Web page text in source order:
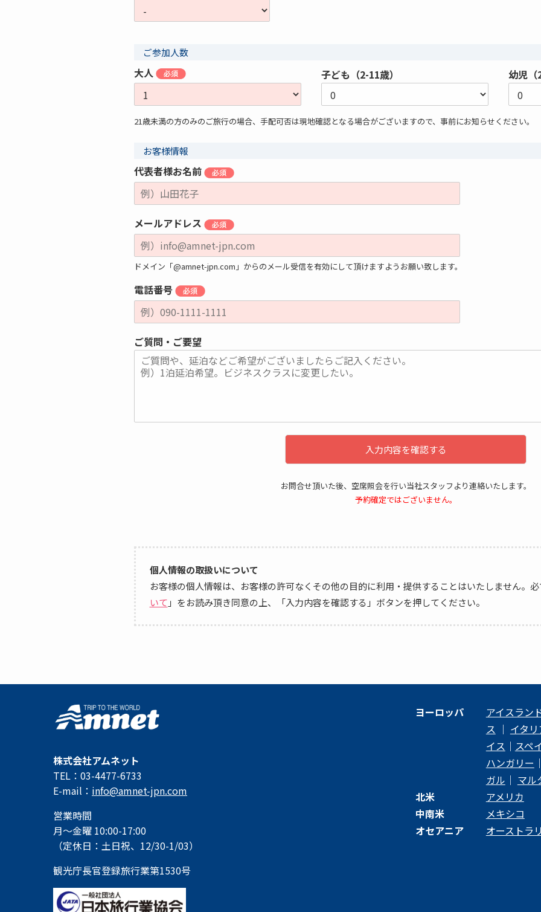
ご参加人数
大人 子ども（2-11歳） 幼児（
21歳未満の方のみのご旅行の場合、手配可否は現地確認となる場合がございますので、事前にお知らせください。
お客様情報
代表者様お名前
メールアドレス
ドメイン「@amnet-jpn.com」からのメール受信を有効にして頂けますようお願い致します。
電話番号
ご質問・ご要望
入力内容を確認する
お問合せ頂いた後、空席照会を行い当社スタッフより連絡いたします。
予約確定ではございません。
個人情報の取扱いについて
お客様の個人情報は、お客様の許可なくその他の目的に利用・提供することはいたしません。
いて 」をお読み頂き同意の上、「入力内容を確認する」ボタンを押してください。
株式会社アムネット
TEL：03-4477-6733
E-mail： info@amnet-jpn.com
営業時間
月～金曜 10:00-17:00
（定休日：土日祝、12/30-1/03）
観光庁長官登録旅行業第1530号
ヨーロッパ アイスラン
ス ｜ イタリ
イス ｜ スペ
ハンガリー ｜
ガル ｜ マル
北米
アメリカ
中南米
メキシコ
オセアニア
オーストラ